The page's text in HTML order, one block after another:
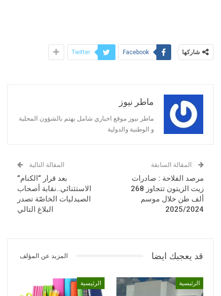
شاركها Facebook
Twitter
ماطر نيوز
ماطر نيوز موقع اخباري شامل يهتم بالشؤون المحلية
و الوطنية والدولية
المقالة السابقة
مرصد الفلاحة : صادرات
زيت الزيتون تتجاوز 268
ألف طن خلال موسم
2025/2024
المقالة التالية
بعد قرار “الكنام”
الاستثنائي..نقابة أصحاب
الصيدليات الخاصّة تصدر
البلاغ التالي
قد يعجبك ايضا المزيد عن المؤلف
الرئيسية الرئيسية